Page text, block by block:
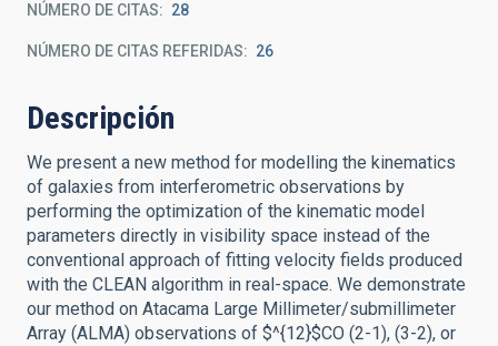
NÚMERO DE CITAS 28
NÚMERO DE CITAS REFERIDAS 26
Descripción
We present a new method for modelling the kinematics
of galaxies from interferometric observations by
performing the optimization of the kinematic model
parameters directly in visibility space instead of the
conventional approach of fitting velocity fields produced
with the CLEAN algorithm in real-space. We demonstrate
our method on Atacama Large Millimeter/submillimeter
Array (ALMA) observations of $^{12}$CO (2-1), (3-2), or